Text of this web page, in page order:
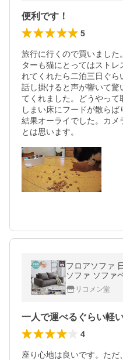
便利です！
5
旅行に行くので買いました
ターも猫にとってはスト
れてくれたら二泊三日ぐ
話し掛けると声が響いて
てくれました。どうやって
しまい床にフードが散ら
結果オーライでした。カメ
とは思います。
フロアソファ
ソファ ソファ
れ こたつソフ
ンパクト 軽い
リコメン堂
一人で運べるぐらい軽
4
座り心地は良いです。た